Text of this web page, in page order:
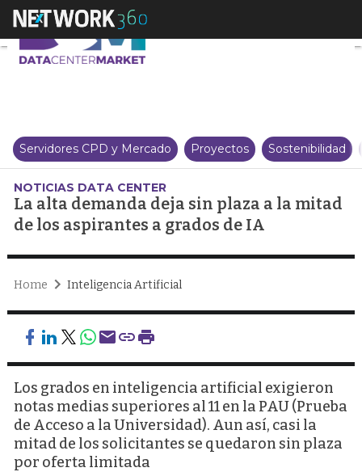
La alta demanda deja sin plaza
Servidores CPD y Mercado Proyectos Sostenibilidad
NOTICIAS DATA CENTER
La alta demanda deja sin plaza a la mitad
de los aspirantes a grados de IA
Home Inteligencia Artificial
Los grados en inteligencia artificial exigieron
notas medias superiores al 11 en la PAU (Prueba
de Acceso a la Universidad). Aun así, casi la
mitad de los solicitantes se quedaron sin plaza
por oferta limitada